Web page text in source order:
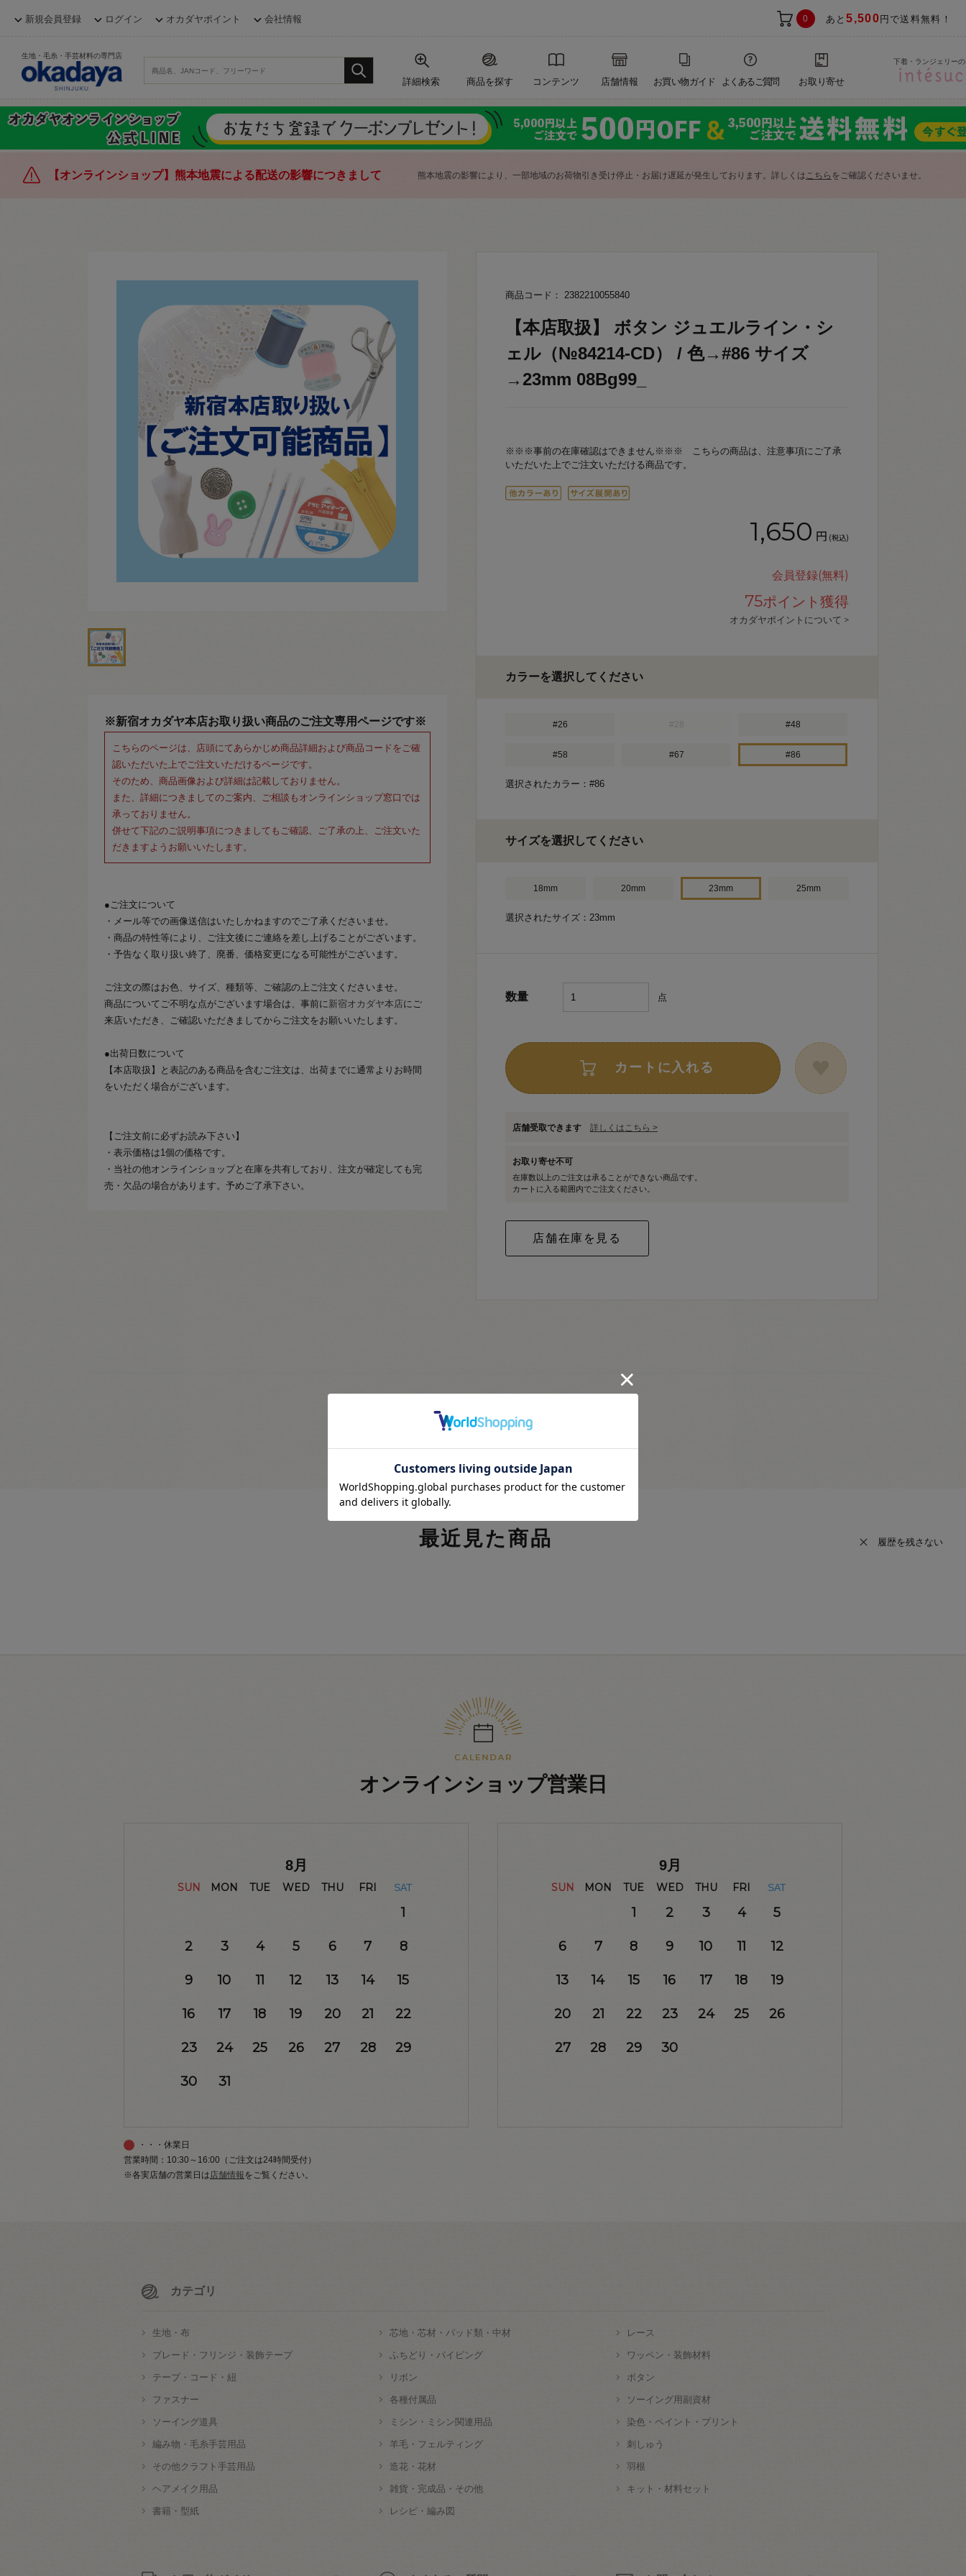
新規会員登録 ログイン オカダヤポイント 会社情報 0 あと5,500 円で送料無料！
生地・毛糸・手芸材料の専門店
詳細検索 商品を探す コンテンツ 店舗情報 お買い物ガイド よくあるご質問 お取り寄せ
下着・ランジェリー
【オンラインショップ】熊本地震による配送の影響につきまして 熊本地震の影響により、一部地域のお荷物引き受け停止・お届け遅延が発生しております。詳しくはこちら をご確認くださいませ。
※新宿オカダヤ本店お取り扱い商品のご注文専用ページです※
こちらのページは、店頭にてあらかじめ商品詳細および商品コードをご確
認いただいた上でご注文いただけるページです。
そのため、商品画像および詳細は記載しておりません。
また、詳細につきましてのご案内、ご相談もオンラインショップ窓口では
承っておりません。
併せて下記のご説明事項につきましてもご確認、ご了承の上、ご注文いた
だきますようお願いいたします。
●ご注文について
・メール等での画像送信はいたしかねますのでご了承くださいませ。
・商品の特性等により、ご注文後にご連絡を差し上げることがございます。
・予告なく取り扱い終了、廃番、価格変更になる可能性がございます。
ご注文の際はお色、サイズ、種類等、ご確認の上ご注文くださいませ。
商品についてご不明な点がございます場合は、事前に 新宿オカダヤ本店にご
来店いただき、ご確認いただきましてからご注文をお願いいたします。
●出荷日数について
【本店取扱】と表記のある商品を含むご注文は、出荷までに通常よりお時間
をいただく場合がございます。
【ご注文前に必ずお読み下さい】
・表示価格は1個の価格です。
・当社の他オンラインショップと在庫を共有しており、注文が確定しても完
売・欠品の場合があります。予めご了承下さい。
商品コード： 2382210055840
【本店取扱】 ボタン ジュエルライン・シ
ェル（№84214-CD） / 色→#86 サイズ
→23mm 08Bg99_
※※※事前の在庫確認はできません※※※ こちらの商品は、注意事項にご了承
いただいた上でご注文いただける商品です。
1,650 円 (税込)
会員登録(無料)
75ポイント獲得
オカダヤポイントについて >
カラーを選択してください
#26 #48
#58 #67 #86
選択されたカラー：#86
サイズを選択してください
18mm 20mm 23mm 25mm
選択されたサイズ：23mm
数量 点
カートに入れる
店舗受取できます 詳しくはこちら >
お取り寄せ不可
在庫数以上のご注文は承ることができない商品です。
カートに入る範囲内でご注文ください。
最近見た商品 履歴を残さない
オンラインショップ営業日
8月
SUN MON TUE WED THU FRI SAT
1
2 3 4 5 6 7 8
9 10 11 12 13 14 15
16 17 18 19 20 21 22
23 24 25 26 27 28 29
30 31
9月
SUN MON TUE WED THU FRI SAT
1 2 3 4 5
6 7 8 9 10 11 12
13 14 15 16 17 18 19
20 21 22 23 24 25 26
27 28 29 30
・・・休業日
営業時間：10:30～16:00（ご注文は24時間受付）
※各実店舗の営業日は店舗情報をご覧ください。
カテゴリ
生地・布 芯地・芯材・パッド類・中材 レース
ブレード・フリンジ・装飾テープ ふちどり・パイピング ワッペン・装飾材料
テープ・コード・紐 リボン ボタン
ファスナー 各種付属品 ソーイング用副資材
ソーイング道具 ミシン・ミシン関連用品 染色・ペイント・プリント
編み物・毛糸手芸用品 羊毛・フェルティング 刺しゅう
その他クラフト手芸用品 造花・花材 羽根
ヘアメイク用品 雑貨・完成品・その他 キット・材料セット
書籍・型紙 レシピ・編み図